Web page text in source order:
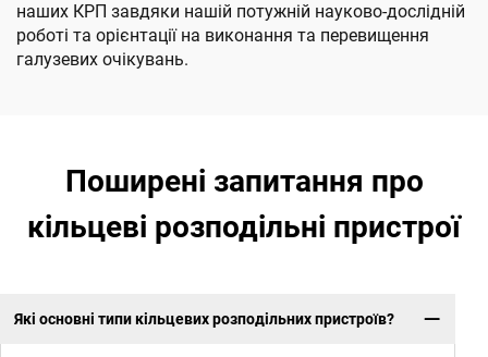
наших КРП завдяки нашій потужній науково-дослідній
роботі та орієнтації на виконання та перевищення
галузевих очікувань.
Поширені запитання про
кільцеві розподільні пристрої
Які основні типи кільцевих розподільних пристроїв?